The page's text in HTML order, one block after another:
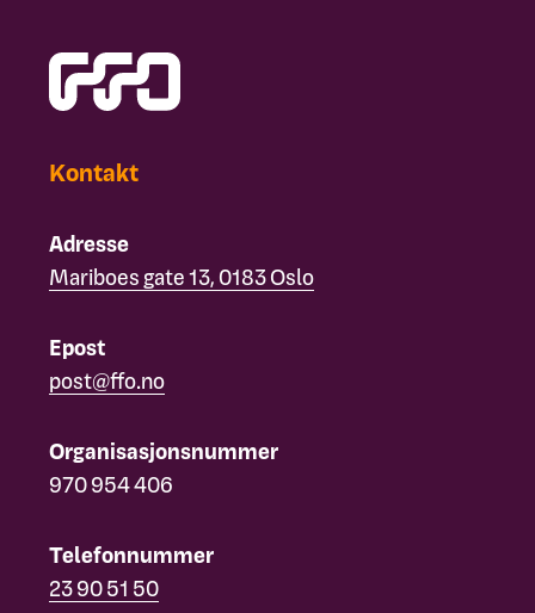
Kontakt
Adresse
Mariboes gate 13, 0183 Oslo
Epost
post@ffo.no
Organisasjonsnummer
970 954 406
Telefonnummer
23 90 51 50